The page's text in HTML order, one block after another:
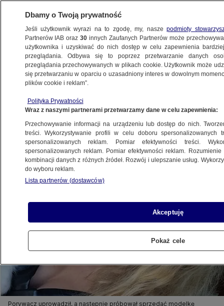
ŚWIAT
kontrakt modelki porwanej przez Polaka
10.08.2017, 11:45
Udostępnij
Porywacz uprowadził, a następnie próbował sprzedać modelkę
Dbamy o Twoją prywatność
Jeśli użytkownik wyrazi na to zgodę, my, naszepodmioty
Partnerów IAB oraz30 innych Zaufanych Partnerów może
użytkownika i uzyskiwać do nich dostęp w celu zapewnienia
przeglądania. Odbywa się to poprzez przetwarzanie danych
przeglądania przechowywanych w plikach cookie. Użytkownik może
się przetwarzaniu w oparciu o uzasadniony interes w dowolnym
plików cookie i reklam”.
Polityka Prywatności
Wraz z naszymi partnerami przetwarzamy dane w celu zapewnienia:
Przechowywanie informacji na urządzeniu lub dostęp do nich.
treści. Wykorzystywanie profili w celu doboru spersonalizowanych
spersonalizowanych reklam. Pomiar efektywności treści.
spersonalizowanych reklam. Pomiar efektywności reklam.
kombinacji danych z różnych źródeł. Rozwój i ulepszanie usług.
do wyboru reklam.
Lista partnerów (dostawców)
Akceptuję
Pokaż cele